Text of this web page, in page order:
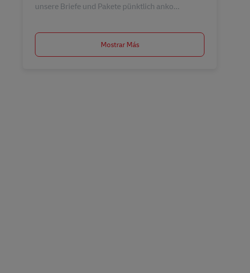
unsere Briefe und Pakete pünktlich anko...
Mostrar Más